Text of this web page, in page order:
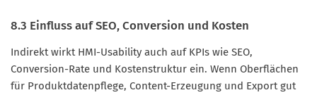
8.3 Einfluss auf SEO, Conversion und Kosten
Indirekt wirkt HMI-Usability auch auf KPIs wie SEO,
Conversion-Rate und Kostenstruktur ein. Wenn Oberflächen
für Produktdatenpflege, Content-Erzeugung und Export gut